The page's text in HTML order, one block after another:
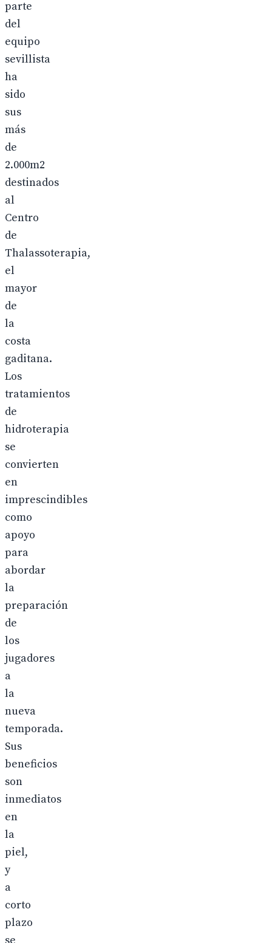
parte
del
equipo
sevillista
ha
sido
sus
más
de
2.000m2
destinados
al
Centro
de
Thalassoterapia,
el
mayor
de
la
costa
gaditana.
Los
tratamientos
de
hidroterapia
se
convierten
en
imprescindibles
como
apoyo
para
abordar
la
preparación
de
los
jugadores
a
la
nueva
temporada.
Sus
beneficios
son
inmediatos
en
la
piel,
y
a
corto
plazo